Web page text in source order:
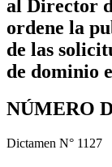
al Director
ordene la
de las
de dominio
NÚMERO
Dictamen N° 1127